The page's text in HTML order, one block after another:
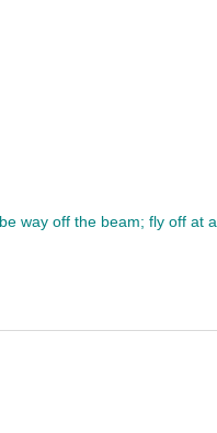
way off the beam; fly off at a